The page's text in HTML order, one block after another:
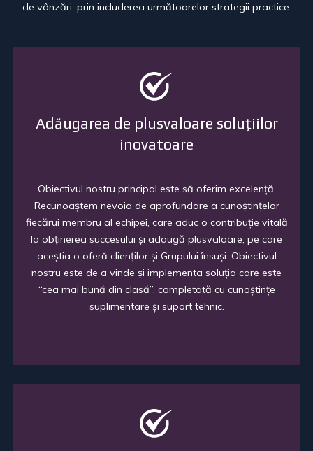
de vânzări, prin includerea următoarelor strategii practice:
Adăugarea de plusvaloare soluțiilor
inovatoare
Obiectivul nostru principal este să oferim excelență.
Recunoaștem nevoia de aprofundare a cunoștințelor
fiecărui membru al echipei, care aduc o contribuție vitală
la obținerea succesului și adaugă plusvaloare, pe care
aceștia o oferă clienților și Grupului însuși. Obiectivul
nostru este de a vinde și implementa soluția care este
“cea mai bună din clasă”, completată cu cunoștințe
suplimentare și suport tehnic.